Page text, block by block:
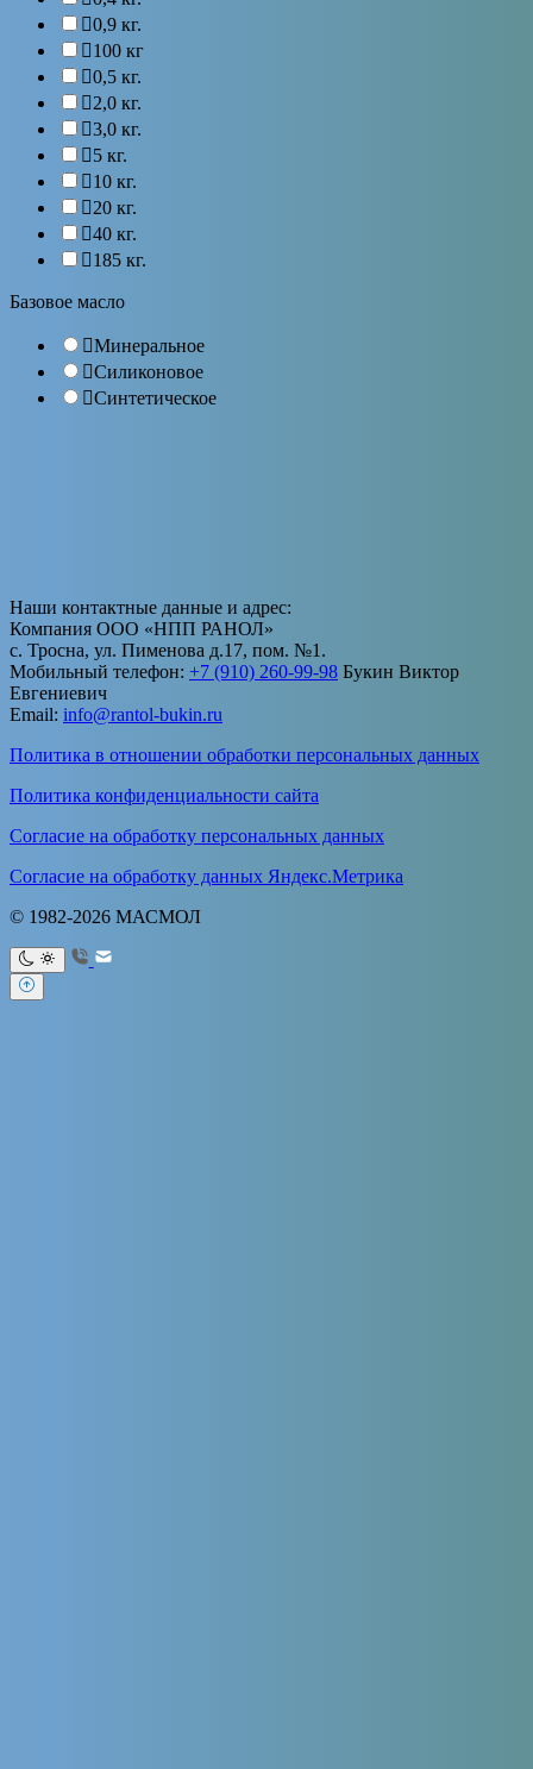
0,9 кг.
100 кг
0,5 кг.
2,0 кг.
3,0 кг.
5 кг.
10 кг.
20 кг.
40 кг.
185 кг.
Базовое масло
Минеральное
Силиконовое
Синтетическое
Наши контактные данные и адрес:
Компания ООО «НПП РАНОЛ»
с. Тросна, ул. Пименова д.17, пом. №1.
Мобильный телефон: +7 (910) 260-99-98 Букин Виктор
Евгениевич
Email: info@rantol-bukin.ru
Политика в отношении обработки персональных данных
Политика конфиденциальности сайта
Согласие на обработку персональных данных
Согласие на обработку данных Яндекс.Метрика
© 1982-2026 МАСМОЛ